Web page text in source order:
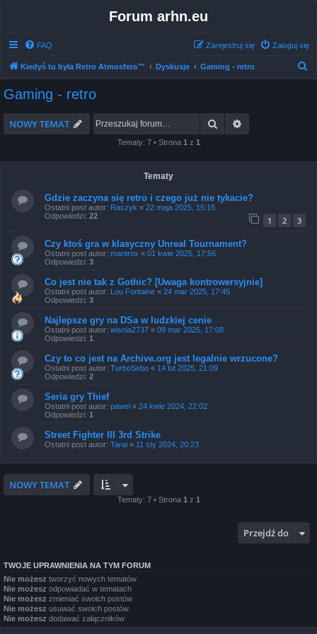
Forum arhn.eu
FAQ Zaloguj się
Zarejestruj się
Kiedyś tu była Retro Atmosfera™ Dyskusje Gaming - retro
Gaming - retro
NOWY TEMAT Szukaj
Tematy: 7 • Strona 1 z 1
Tematy
Gdzie zaczyna się retro i czego już nie tykacie?
Ostatni post autor: Raczyk « 22 maja 2025, 15:15
Odpowiedzi: 22 1 2 3
Czy ktoś gra w klasyczny Unreal Tournament?
Ostatni post autor: mantrox « 01 kwie 2025, 17:56
Odpowiedzi: 3
Co jest nie tak z Gothic? [Uwaga kontrowersyjnie]
Ostatni post autor: Lou Fontaine « 24 mar 2025, 17:45
Odpowiedzi: 3
Najlepsze gry na DSa w ludzkiej cenie
Ostatni post autor: wisnia2737 « 09 mar 2025, 17:08
Odpowiedzi: 1
Czy to co jest na Archive.org jest legalnie wrzucone?
Ostatni post autor: TurboSebo « 14 lut 2025, 21:09
Odpowiedzi: 2
Seria gry Thief
Ostatni post autor: pawel « 24 kwie 2024, 22:02
Odpowiedzi: 1
Street Fighter III 3rd Strike
Ostatni post autor: Tarai « 11 sty 2024, 20:23
NOWY TEMAT
Tematy: 7 • Strona 1 z 1
Przejdź do
TWOJE UPRAWNIENIA NA TYM FORUM
Nie możesz tworzyć nowych tematów
Nie możesz odpowiadać w tematach
Nie możesz zmieniać swoich postów
Nie możesz usuwać swoich postów
Nie możesz dodawać załączników